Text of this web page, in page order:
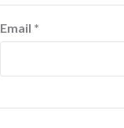
Email *